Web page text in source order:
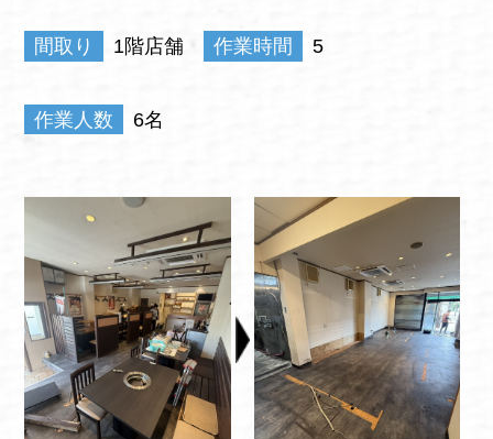
間取り 1階店舗 作業時間 5
作業人数 6名